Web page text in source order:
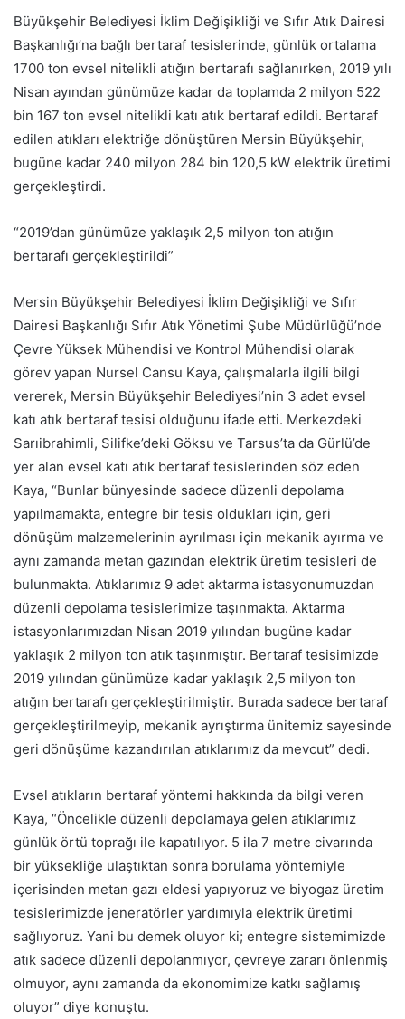
Büyükşehir Belediyesi İklim Değişikliği ve Sıfır Atık Dairesi
Başkanlığı’na bağlı bertaraf tesislerinde, günlük ortalama
1700 ton evsel nitelikli atığın bertarafı sağlanırken, 2019 yılı
Nisan ayından günümüze kadar da toplamda 2 milyon 522
bin 167 ton evsel nitelikli katı atık bertaraf edildi. Bertaraf
edilen atıkları elektriğe dönüştüren Mersin Büyükşehir,
bugüne kadar 240 milyon 284 bin 120,5 kW elektrik üretimi
gerçekleştirdi.
“2019’dan günümüze yaklaşık 2,5 milyon ton atığın
bertarafı gerçekleştirildi”
Mersin Büyükşehir Belediyesi İklim Değişikliği ve Sıfır
Dairesi Başkanlığı Sıfır Atık Yönetimi Şube Müdürlüğü’nde
Çevre Yüksek Mühendisi ve Kontrol Mühendisi olarak
görev yapan Nursel Cansu Kaya, çalışmalarla ilgili bilgi
vererek, Mersin Büyükşehir Belediyesi’nin 3 adet evsel
katı atık bertaraf tesisi olduğunu ifade etti. Merkezdeki
Sarıibrahimli, Silifke’deki Göksu ve Tarsus’ta da Gürlü’de
yer alan evsel katı atık bertaraf tesislerinden söz eden
Kaya, “Bunlar bünyesinde sadece düzenli depolama
yapılmamakta, entegre bir tesis oldukları için, geri
dönüşüm malzemelerinin ayrılması için mekanik ayırma ve
aynı zamanda metan gazından elektrik üretim tesisleri de
bulunmakta. Atıklarımız 9 adet aktarma istasyonumuzdan
düzenli depolama tesislerimize taşınmakta. Aktarma
istasyonlarımızdan Nisan 2019 yılından bugüne kadar
yaklaşık 2 milyon ton atık taşınmıştır. Bertaraf tesisimizde
2019 yılından günümüze kadar yaklaşık 2,5 milyon ton
atığın bertarafı gerçekleştirilmiştir. Burada sadece bertaraf
gerçekleştirilmeyip, mekanik ayrıştırma ünitemiz sayesinde
geri dönüşüme kazandırılan atıklarımız da mevcut” dedi.
Evsel atıkların bertaraf yöntemi hakkında da bilgi veren
Kaya, “Öncelikle düzenli depolamaya gelen atıklarımız
günlük örtü toprağı ile kapatılıyor. 5 ila 7 metre civarında
bir yüksekliğe ulaştıktan sonra borulama yöntemiyle
içerisinden metan gazı eldesi yapıyoruz ve biyogaz üretim
tesislerimizde jeneratörler yardımıyla elektrik üretimi
sağlıyoruz. Yani bu demek oluyor ki; entegre sistemimizde
atık sadece düzenli depolanmıyor, çevreye zararı önlenmiş
olmuyor, aynı zamanda da ekonomimize katkı sağlamış
oluyor” diye konuştu.